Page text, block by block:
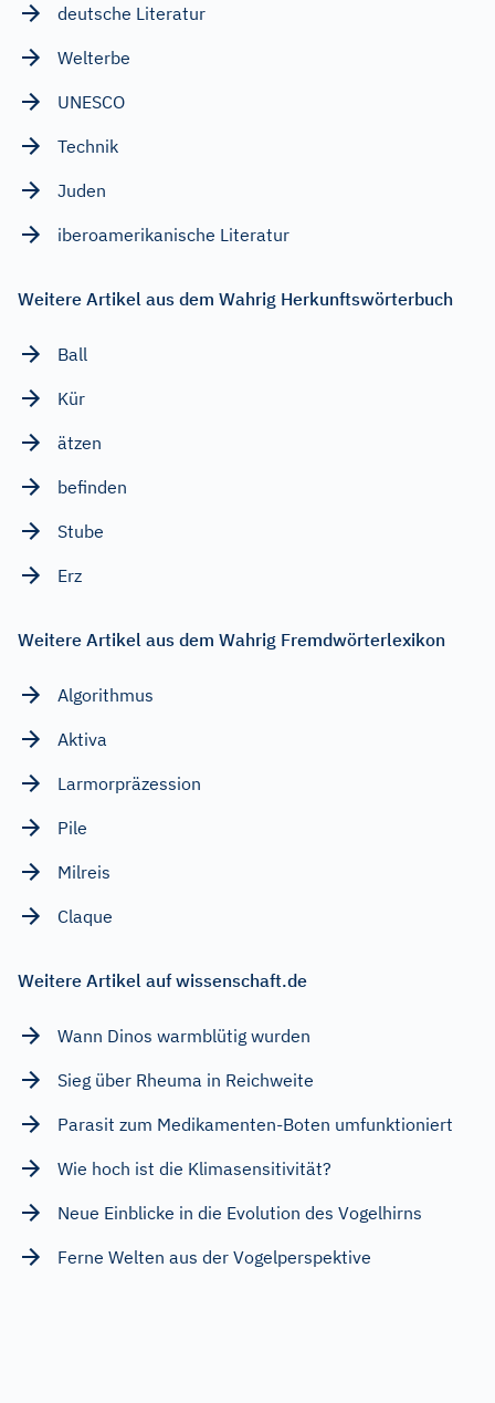
deutsche Literatur
Welterbe
UNESCO
Technik
Juden
iberoamerikanische Literatur
Weitere Artikel aus dem Wahrig Herkunftswörterbuch
Ball
Kür
ätzen
befinden
Stube
Erz
Weitere Artikel aus dem Wahrig Fremdwörterlexikon
Algorithmus
Aktiva
Larmorpräzession
Pile
Milreis
Claque
Weitere Artikel auf wissenschaft.de
Wann Dinos warmblütig wurden
Sieg über Rheuma in Reichweite
Parasit zum Medikamenten-Boten umfunktioniert
Wie hoch ist die Klimasensitivität?
Neue Einblicke in die Evolution des Vogelhirns
Ferne Welten aus der Vogelperspektive